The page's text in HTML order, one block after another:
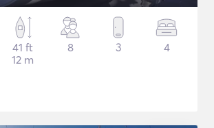
41 ft
12 m
8 3 4